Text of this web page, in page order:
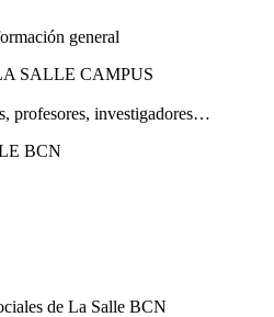
general
SALLE CAMPUS
profesores, investigadores…
BCN
de La Salle BCN